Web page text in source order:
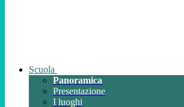
Scuola
Panoramica
Presentazione
I luoghi